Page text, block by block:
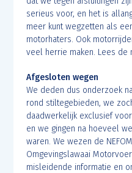
serieus voor, en het is
meer kunt wegzetten als
motorhaters. Ook
veel herrie maken. Lees de
Afgesloten wegen
We deden dus onderzoek
rond stiltegebieden, we
daadwerkelijk exclusief
en we gingen na hoeveel
waren. We wezen de
Omgevingslawaai
misleidende informatie en